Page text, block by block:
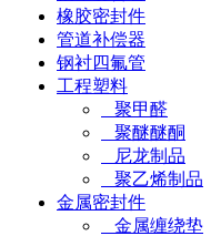
橡胶密封件
管道补偿器
钢衬四氟管
工程塑料
聚甲醛
聚醚醚酮
尼龙制品
聚乙烯制品
金属密封件
金属缠绕垫